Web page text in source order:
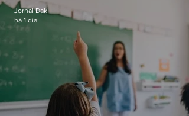
Jornal Daki
há 1 dia